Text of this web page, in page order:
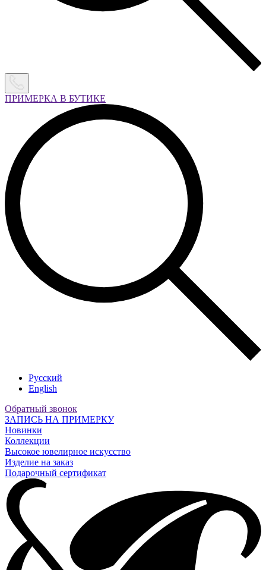
ПРИМЕРКА В БУТИКЕ
Русский
English
Обратный звонок
ЗАПИСЬ НА ПРИМЕРКУ
Новинки
Коллекции
Высокое ювелирное искусство
Изделие на заказ
Подарочный сертификат